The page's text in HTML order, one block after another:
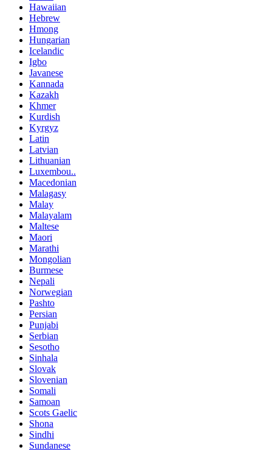
Hawaiian
Hebrew
Hmong
Hungarian
Icelandic
Igbo
Javanese
Kannada
Kazakh
Khmer
Kurdish
Kyrgyz
Latin
Latvian
Lithuanian
Luxembou..
Macedonian
Malagasy
Malay
Malayalam
Maltese
Maori
Marathi
Mongolian
Burmese
Nepali
Norwegian
Pashto
Persian
Punjabi
Serbian
Sesotho
Sinhala
Slovak
Slovenian
Somali
Samoan
Scots Gaelic
Shona
Sindhi
Sundanese